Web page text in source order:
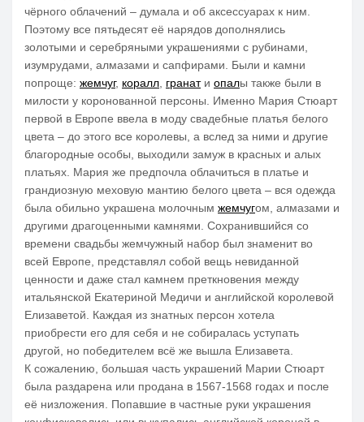
чёрного облачений – думала и об аксессуарах к ним.
Поэтому все пятьдесят её нарядов дополнялись
золотыми и серебряными украшениями с рубинами,
изумрудами, алмазами и сапфирами. Были и камни
попроще: жемчуг, коралл, гранати опалы также были в
милости у коронованной персоны. Именно Мария Стюарт
первой в Европе ввела в моду свадебные платья белого
цвета – до этого все королевы, а вслед за ними и другие
благородные особы, выходили замуж в красных и алых
платьях. Мария же предпочла облачиться в платье и
грандиозную меховую мантию белого цвета – вся одежда
была обильно украшена молочным жемчугом, алмазами и
другими драгоценными камнями. Сохранившийся со
времени свадьбы жемчужный набор был знаменит во
всей Европе, представлял собой вещь невиданной
ценности и даже стал камнем преткновения между
итальянской Екатериной Медичи и английской королевой
Елизаветой. Каждая из знатных персон хотела
приобрести его для себя и не собиралась уступать
другой, но победителем всё же вышла Елизавета.
К сожалению, большая часть украшений Марии Стюарт
была раздарена или продана в 1567-1568 годах и после
её низложения. Попавшие в частные руки украшения